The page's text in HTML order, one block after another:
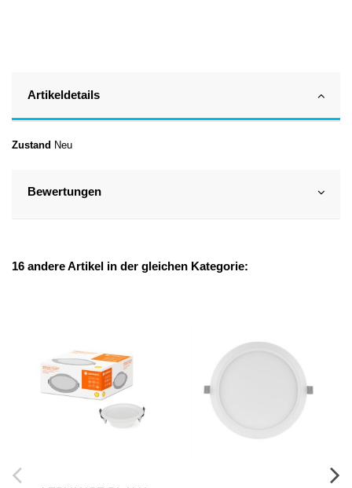
Artikeldetails
Zustand Neu
Bewertungen
16 andere Artikel in der gleichen Kategorie: